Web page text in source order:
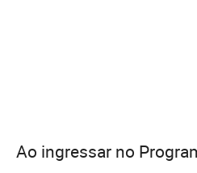
Ao ingressar no